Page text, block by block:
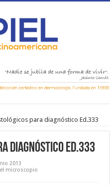
para diagnóstico Ed.333
diagnóstico Ed.333
2013
microscopio